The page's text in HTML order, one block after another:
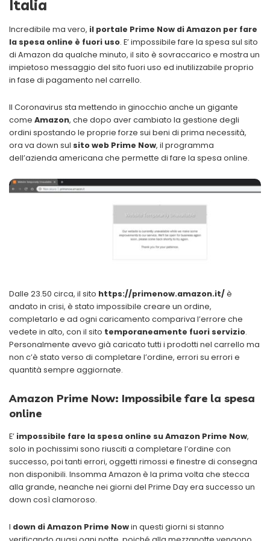
Italia
Incredibile ma vero, il portale Prime Now di Amazon per fare
la spesa online è fuori uso. E’ impossibile fare la spesa sul sito
di Amazon da qualche minuto, il sito è sovraccarico e mostra un
impietoso messaggio del sito fuori uso ed inutilizzabile proprio
in fase di pagamento nel carrello.
Il Coronavirus sta mettendo in ginocchio anche un gigante
come Amazon, che dopo aver cambiato la gestione degli
ordini spostando le proprie forze sui beni di prima necessità,
ora va down sul sito web Prime Now, il programma
dell’azienda americana che permette di fare la spesa online.
Dalle 23.50 circa, il sito https://primenow.amazon.it/è
andato in crisi, è stato impossibile creare un ordine,
completarlo e ad ogni caricamento compariva l’errore che
vedete in alto, con il sito temporaneamente fuori servizio.
Personalmente avevo già caricato tutti i prodotti nel carrello ma
non c’è stato verso di completare l’ordine, errori su errori e
quantità sempre aggiornate.
Amazon Prime Now: Impossibile fare la spesa
online
E’ impossibile fare la spesa online su Amazon Prime Now,
solo in pochissimi sono riusciti a completare l’ordine con
successo, poi tanti errori, oggetti rimossi e finestre di consegna
non disponibili. Insomma Amazon è la prima volta che stecca
alla grande, neanche nei giorni del Prime Day era successo un
down così clamoroso.
I down di Amazon Prime Nowin questi giorni si stanno